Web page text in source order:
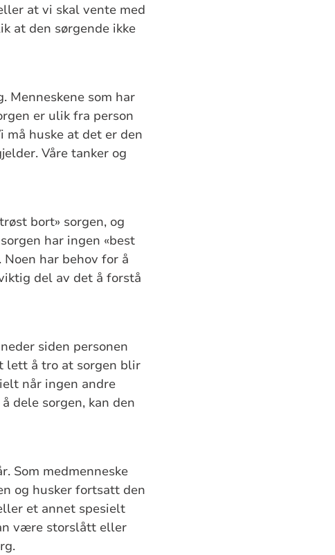
at vi skal vente med
at den sørgende ikke
Menneskene som har
er ulik fra person
må huske at det er den
Våre tanker og
bort» sorgen, og
har ingen «best
har behov for å
del av det å forstå
siden personen
lett å tro at sorgen blir
når ingen andre
dele sorgen, kan den
Som medmenneske
og husker fortsatt den
et annet spesielt
være storslått eller